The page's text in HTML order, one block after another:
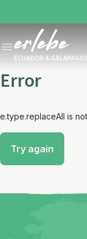
ECUADOR &
Error
e.type.replaceAll is
Try again